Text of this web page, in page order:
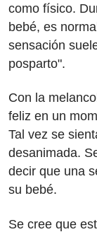
como físico.
bebé, es
sensación
posparto".
Con la
feliz en un
Tal vez se
desanimada.
decir que una
su bebé.
Se cree que